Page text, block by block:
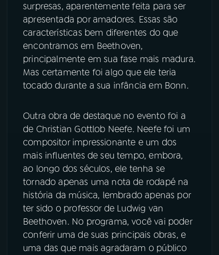
surpresas, aparentemente feita para ser
apresentada por amadores. Essas são
características bem diferentes do que
encontramos em Beethoven,
principalmente em sua fase mais madura.
Mas certamente foi algo que ele teria
tocado durante a sua infância em Bonn.
Outra obra de destaque no evento foi a
de Christian Gottlob Neefe. Neefe foi um
compositor impressionante e um dos
mais influentes de seu tempo, embora,
ao longo dos séculos, ele tenha se
tornado apenas uma nota de rodapé na
história da música, lembrado apenas por
ter sido o professor de Ludwig van
Beethoven. No programa, você vai poder
conferir uma de suas principais obras, e
uma das que mais agradaram o público